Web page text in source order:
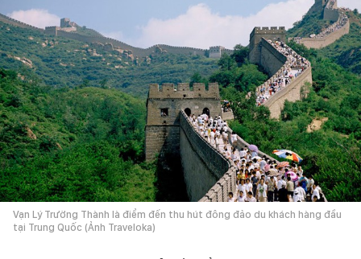
Vạn Lý Trường Thành là điểm đến thu hút đông đảo du khách hàng đầu
tại Trung Quốc (Ảnh Traveloka)